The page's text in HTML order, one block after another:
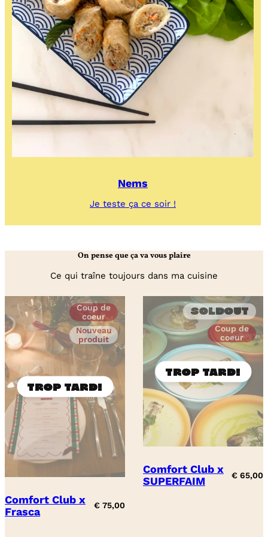
Nems
Je teste ça ce soir !
On pense que ça va vous plaire
Ce qui traîne toujours dans ma cuisine
Coup de
coeur
Nouveau
produit
Comfort Club x
Frasca
€ 75,00
Soldout
Coup de
coeur
Comfort Club x
SUPERFAIM
€ 65,00